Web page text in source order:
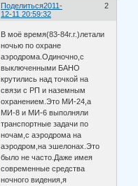
Поделиться 2
2011-
12-11 20:59:32
В моё время(83-84г.г.)летали
ночью по охране
аэродрома.Одиночно,с
выключенными БАНО
крутились над точкой на
связи с РП и наземным
охранением.Это МИ-24,а
МИ-8 и МИ-6 выполняли
транспортные задачи по
ночам,с аэродрома на
аэродром,на эшелонах.Это
было не часто.Даже имея
современные средства
ночного видения,я